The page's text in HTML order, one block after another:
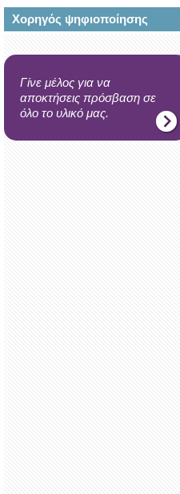
Χορηγός ψηφιοποίησης
Γίνε μέλος για να
αποκτήσεις πρόσβαση σε
όλο το υλικό μας.